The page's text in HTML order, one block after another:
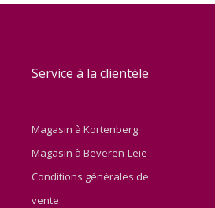
Service à la clientèle
Magasin à Kortenberg
Magasin à Beveren-Leie
Conditions générales de
vente